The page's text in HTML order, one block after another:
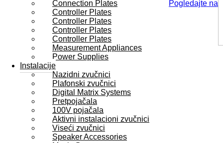
Connection Plates
Controller Plates
Controller Plates
Controller Plates
Controller Plates
Measurement Appliances
Power Supplies
Instalacije
Nazidni zvučnici
Plafonski zvučnici
Digital Matrix Systems
Pretpojačala
100V pojačala
Aktivni instalacioni zvučnici
Viseći zvučnici
Speaker Accessories
Pogledajte na